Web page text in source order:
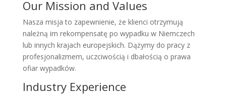
Our Mission and Values
Nasza misja to zapewnienie, że klienci otrzymują
należną im rekompensatę po wypadku w Niemczech
lub innych krajach europejskich. Dążymy do pracy z
profesjonalizmem, uczciwością i dbałością o prawa
ofiar wypadków.
Industry Experience